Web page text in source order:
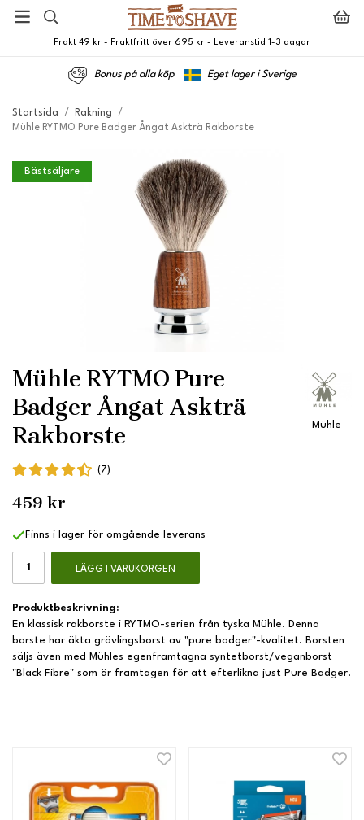
Frakt 49 kr - Fraktfritt över 695 kr - Leveranstid 1-3 dagar
Bonus på alla köp Eget lager i Sverige
Startsida / Rakning
/
Mühle RYTMO Pure Badger Ångat Askträ Rakborste
Bästsäljare
Mühle RYTMO Pure
Badger Ångat Askträ
Rakborste
Mühle
(7)
459 kr
Finns i lager för omgående leverans
LÄGG I VARUKORGEN
Produktbeskrivning:
En klassisk rakborste i RYTMO-serien från tyska Mühle. Denna
borste har äkta grävlingsborst av "pure badger"-kvalitet. Borsten
säljs även med Mühles egenframtagna syntetborst/veganborst
"Black Fibre" som är framtagen för att efterlikna just Pure Badger.